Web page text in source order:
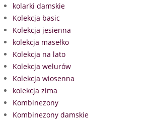
kolarki damskie
Kolekcja basic
Kolekcja jesienna
kolekcja masełko
Kolekcja na lato
Kolekcja welurów
Kolekcja wiosenna
kolekcja zima
Kombinezony
Kombinezony damskie